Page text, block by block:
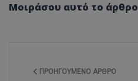
Μοιράσου αυτό το άρθρο
ΠΡΟΗΓΟΎΜΕΝΟ ΆΡΘΡΟ